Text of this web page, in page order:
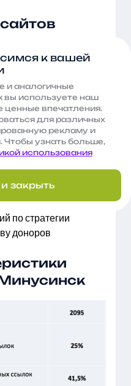
профилей
во ссылок, анкор-
доноров
донорам
по стратегии
доноров
к вашей
и аналогичные
вы используете наш
ценные впечатления.
для различных
рекламу и
Чтобы узнать больше,
использования
закрыть